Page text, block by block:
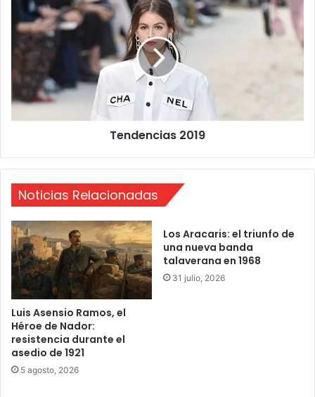
e
s
e
q
u
i
t
a
s
A
b
o
g
a
n
d
i
a
Tendencias 2019
Noticias Relacionadas
Luis Asensio Ramos, el
Héroe de Nador:
resistencia durante el
asedio de 1921
5 agosto, 2026
Los Aracaris: el triunfo de
una nueva banda
talaverana en 1968
31 julio, 2026